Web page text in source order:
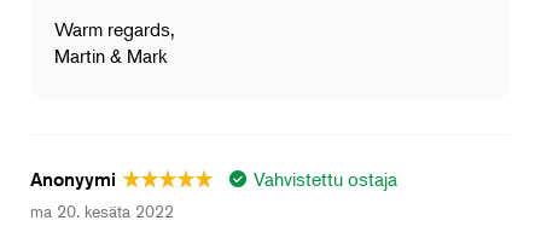
Warm regards,
Martin & Mark
Anonyymi Vahvistettu ostaja
ma 20. kesäta 2022